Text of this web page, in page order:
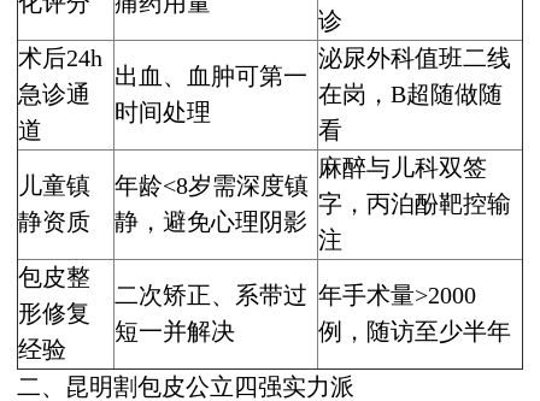
诊
术后24h
急诊通
道
出血、血肿可第一
时间处理
泌尿外科值班二线
在岗，B超随做随
看
儿童镇
静资质
年龄<8岁需深度镇
静，避免心理阴影
麻醉与儿科双签
字，丙泊酚靶控输
注
包皮整
形修复
经验
二次矫正、系带过
短一并解决
年手术量>2000
例，随访至少半年
二、昆明割包皮公立四强实力派